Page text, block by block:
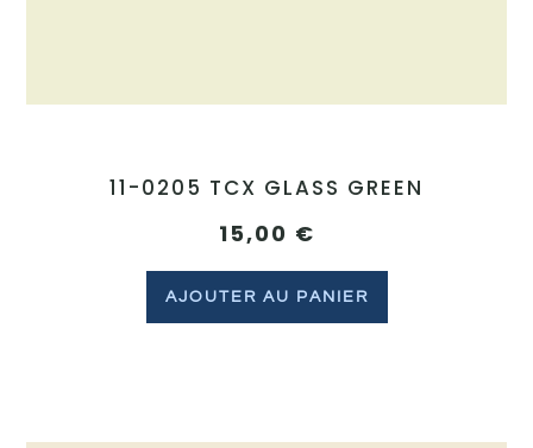
11-0205 TCX GLASS GREEN
15,00 €
AJOUTER AU PANIER